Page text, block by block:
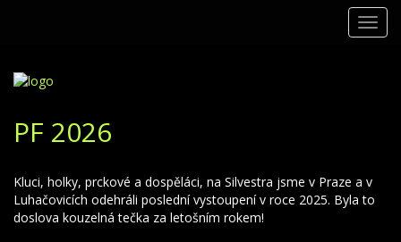
PF 2026
Kluci, holky, prckové a dospěláci, na Silvestra jsme v Praze a v
Luhačovicích odehráli poslední vystoupení v roce 2025. Byla to
doslova kouzelná tečka za letošním rokem!